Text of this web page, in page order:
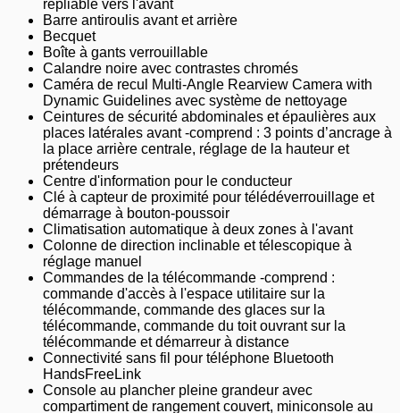
repliable vers l'avant
Barre antiroulis avant et arrière
Becquet
Boîte à gants verrouillable
Calandre noire avec contrastes chromés
Caméra de recul Multi-Angle Rearview Camera with
Dynamic Guidelines avec système de nettoyage
Ceintures de sécurité abdominales et épaulières aux
places latérales avant -comprend : 3 points d’ancrage à
la place arrière centrale, réglage de la hauteur et
prétendeurs
Centre d'information pour le conducteur
Clé à capteur de proximité pour télédéverrouillage et
démarrage à bouton-poussoir
Climatisation automatique à deux zones à l'avant
Colonne de direction inclinable et télescopique à
réglage manuel
Commandes de la télécommande -comprend :
commande d'accès à l'espace utilitaire sur la
télécommande, commande des glaces sur la
télécommande, commande du toit ouvrant sur la
télécommande et démarreur à distance
Connectivité sans fil pour téléphone Bluetooth
HandsFreeLink
Console au plancher pleine grandeur avec
compartiment de rangement couvert, miniconsole au